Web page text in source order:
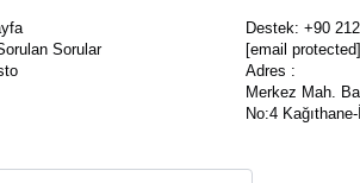
Sorular
Destek: +90
[email protected]
Adres :
Merkez Mah.
No:4 Kağıthane-